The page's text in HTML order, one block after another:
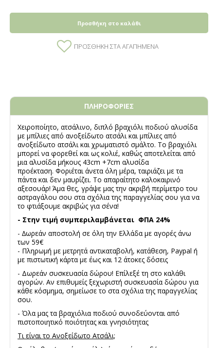
Προσθήκη στο καλάθι
ΠΡΟΣΘΉΚΗ ΣΤΑ ΑΓΑΠΗΜΈΝΑ
ΠΛΗΡΟΦΟΡΙΕΣ
Χειροποίητο, ατσάλινο, διπλό βραχιόλι ποδιού αλυσίδα
με μπίλιες από ανοξείδωτο ατσάλι και μπίλιες από
ανοξείδωτο ατσάλι και χρωματιστό σμάλτο. Το βραχιόλι
μπορεί να φορεθεί και ως κολιέ, καθώς αποτελείται από
μια αλυσίδα μήκους 43cm +7cm αλυσίδα
προέκταση. Φοριέται άνετα όλη μέρα, ταιριάζει με τα
πάντα και δεν μαυρίζει. Το απαραίτητο καλοκαιρινό
αξεσουάρ! Άμα θες, γράψε μας την ακριβή περίμετρο του
αστραγάλου σου στα σχόλια της παραγγελίας σου για να
το φτιάξουμε ακριβώς για σένα!
- Στην τιμή συμπεριλαμβάνεται ΦΠΑ 24%
- ∆ωρεάν αποστολή σε όλη την Ελλάδα με αγορές άνω
των 59€
- Πληρωμή με μετρητά αντικαταβολή, κατάθεση, Paypal ή
με πιστωτική κάρτα με έως και 12 άτοκες δόσεις
- Δωρεάν συσκευασία δώρου! Επίλεξέ τη στο καλάθι
αγορών. Αν επιθυμείς ξεχωριστή συσκευασία δώρου για
κάθε κόσμημα, σημείωσε το στα σχόλια της παραγγελίας
σου.
- Όλα μας τα βραχιόλια ποδιού συνοδεύονται από
πιστοποιητικό ποιότητας και γνησιότητας
Τι είναι το Ανοξείδωτο Ατσάλι;